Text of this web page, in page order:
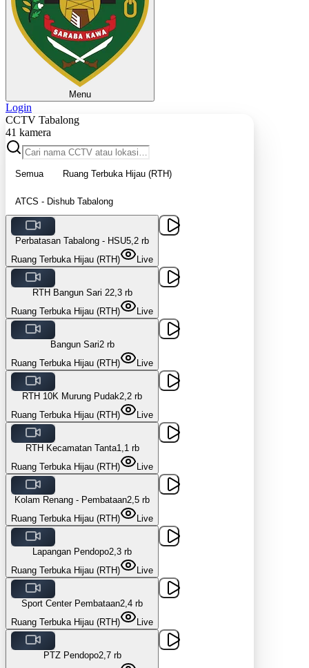
Menu
Login
CCTV Tabalong
41 kamera
Semua Ruang Terbuka Hijau (RTH)
ATCS - Dishub Tabalong
Perbatasan Tabalong - HSU5,2 rb
Ruang Terbuka Hijau (RTH)
Live
RTH Bangun Sari 22,3 rb
Ruang Terbuka Hijau (RTH)
Live
Bangun Sari2 rb
Ruang Terbuka Hijau (RTH)
Live
RTH 10K Murung Pudak2,2 rb
Ruang Terbuka Hijau (RTH)
Live
RTH Kecamatan Tanta1,1 rb
Ruang Terbuka Hijau (RTH)
Live
Kolam Renang - Pembataan2,5 rb
Ruang Terbuka Hijau (RTH)
Live
Lapangan Pendopo2,3 rb
Ruang Terbuka Hijau (RTH)
Live
Sport Center Pembataan2,4 rb
Ruang Terbuka Hijau (RTH)
Live
PTZ Pendopo2,7 rb